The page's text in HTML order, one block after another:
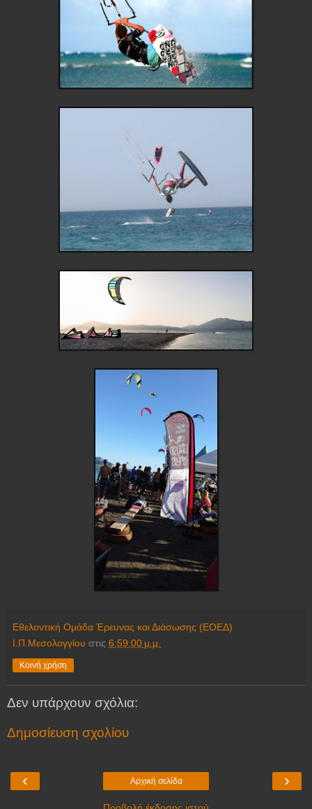
Εθελοντική Ομάδα Έρευνας και Διάσωσης (ΕΟΕΔ)
Ι.Π.Μεσολογγίου στις 6:59:00 μ.μ.
Κοινή χρήση
Δεν υπάρχουν σχόλια:
Δημοσίευση σχολίου
‹ ›
Αρχική σελίδα